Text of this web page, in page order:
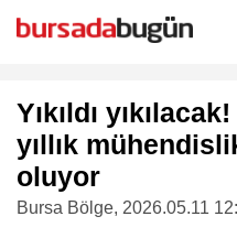
Yıkıldı
yıllık
oluyor
Bursa Bölge, 2026.05.11